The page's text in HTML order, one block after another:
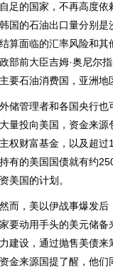
足的国家，不再高度
国的石油出口量分别
算面临的汇率风险和
部前大臣吉姆·奥尼尔
要石油消费国，亚洲地
管理者和各国央行也
量投向美国，资金来
权财富基金，以及超
有的美国国债就有约
美国的计划。
，美以伊战事爆发后
要动用手头的美元储
建设，通过抛售美债来
金来源国提了醒，他